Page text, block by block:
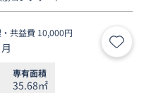
共益費 10,000円
お気
専有面積
35.68㎡